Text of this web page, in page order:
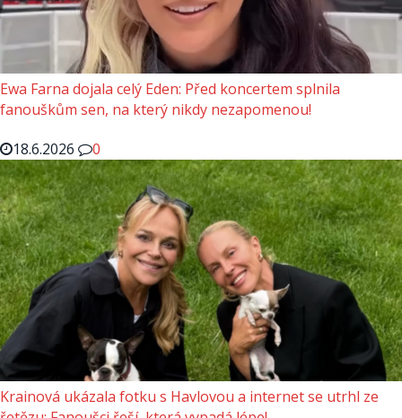
Ewa Farna dojala celý Eden: Před koncertem splnila
fanouškům sen, na který nikdy nezapomenou!
18.6.2026
0
Krainová ukázala fotku s Havlovou a internet se utrhl ze